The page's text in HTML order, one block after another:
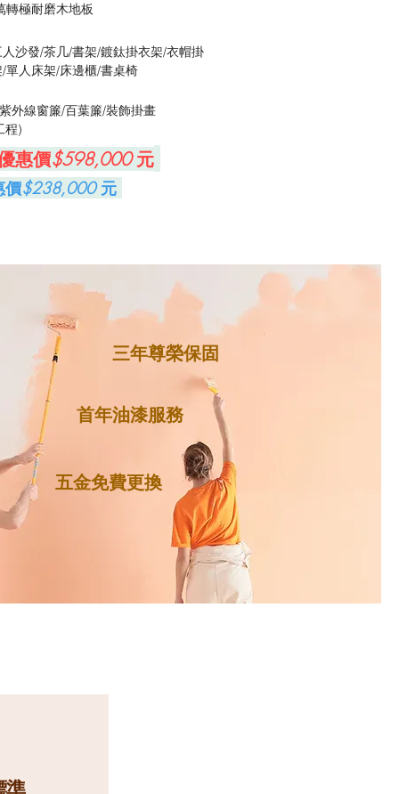
轉極耐磨木地板
沙發/茶几/書架/鍍鈦掛衣架/衣帽掛
單人床架/床邊櫃/書桌椅
外線窗簾/百葉簾/裝飾掛畫
程)
惠價$598,000元
價$238,000元
三年尊榮保固
首年油漆服務
​五金免費更換
準